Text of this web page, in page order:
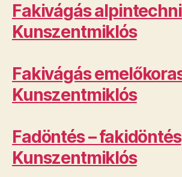
Fakivágás
Kunszentmiklós
Fakivágás
Kunszentmiklós
Fadöntés – fakidöntés
Kunszentmiklós